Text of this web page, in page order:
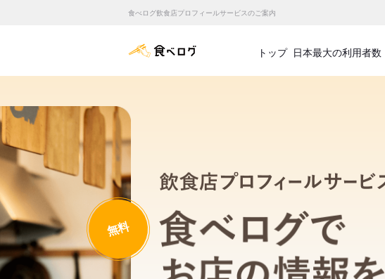
食べログ飲食店プロフィールサービスのご案内
食べログ店舗管理画面
トップ 日本最大の利用者数
無料